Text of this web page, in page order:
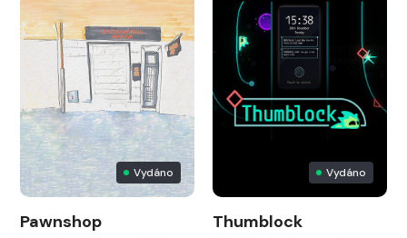
Vydáno
Pawnshop
Vydáno
Thumblock